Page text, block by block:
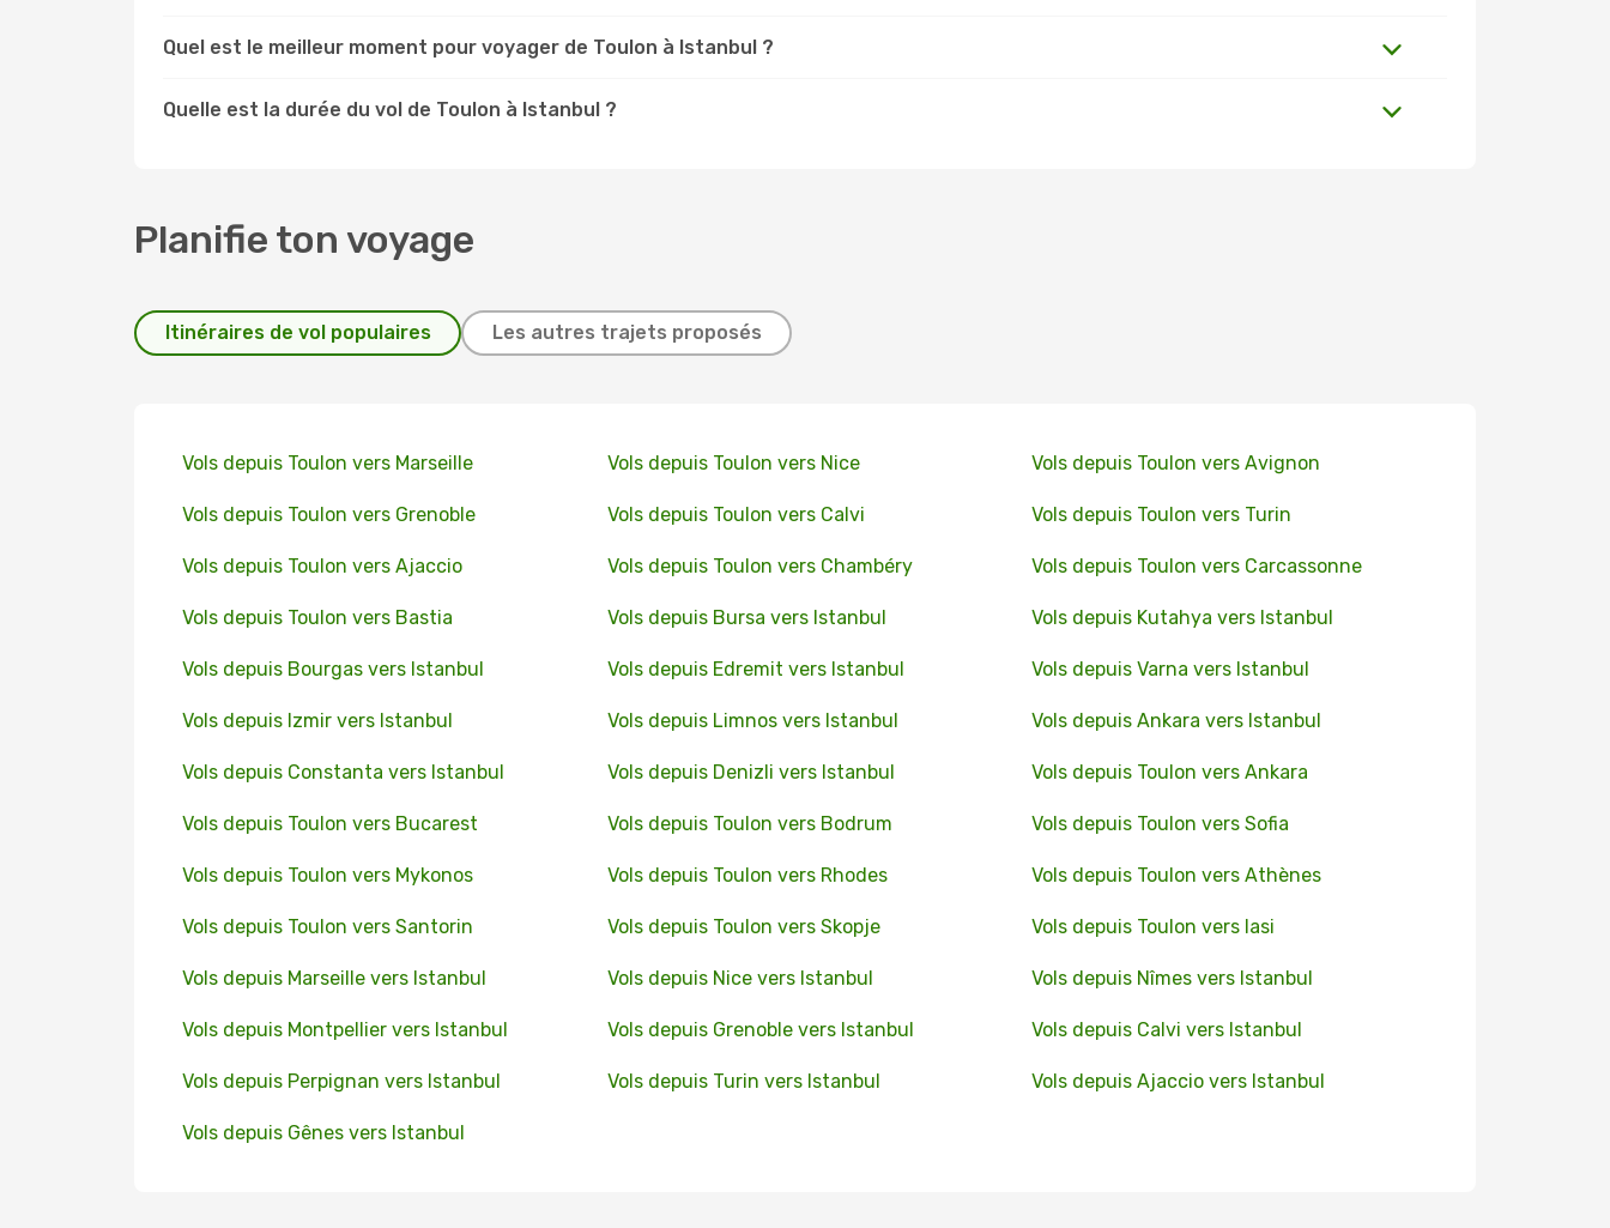
Quel est le meilleur moment pour voyager de Toulon à Istanbul ?
Quelle est la durée du vol de Toulon à Istanbul ?
Planifie ton voyage
Itinéraires de vol populaires Les autres trajets proposés
Vols depuis Toulon vers Marseille Vols depuis Toulon vers Nice Vols depuis Toulon vers Avignon
Vols depuis Toulon vers Grenoble Vols depuis Toulon vers Calvi Vols depuis Toulon vers Turin
Vols depuis Toulon vers Ajaccio Vols depuis Toulon vers Chambéry Vols depuis Toulon vers Carcassonne
Vols depuis Toulon vers Bastia Vols depuis Bursa vers Istanbul Vols depuis Kutahya vers Istanbul
Vols depuis Bourgas vers Istanbul Vols depuis Edremit vers Istanbul Vols depuis Varna vers Istanbul
Vols depuis Izmir vers Istanbul Vols depuis Limnos vers Istanbul Vols depuis Ankara vers Istanbul
Vols depuis Constanta vers Istanbul Vols depuis Denizli vers Istanbul Vols depuis Toulon vers Ankara
Vols depuis Toulon vers Bucarest Vols depuis Toulon vers Bodrum Vols depuis Toulon vers Sofia
Vols depuis Toulon vers Mykonos Vols depuis Toulon vers Rhodes Vols depuis Toulon vers Athènes
Vols depuis Toulon vers Santorin Vols depuis Toulon vers Skopje Vols depuis Toulon vers Iasi
Vols depuis Marseille vers Istanbul Vols depuis Nice vers Istanbul Vols depuis Nîmes vers Istanbul
Vols depuis Montpellier vers Istanbul Vols depuis Grenoble vers Istanbul Vols depuis Calvi vers Istanbul
Vols depuis Perpignan vers Istanbul Vols depuis Turin vers Istanbul Vols depuis Ajaccio vers Istanbul
Vols depuis Gênes vers Istanbul